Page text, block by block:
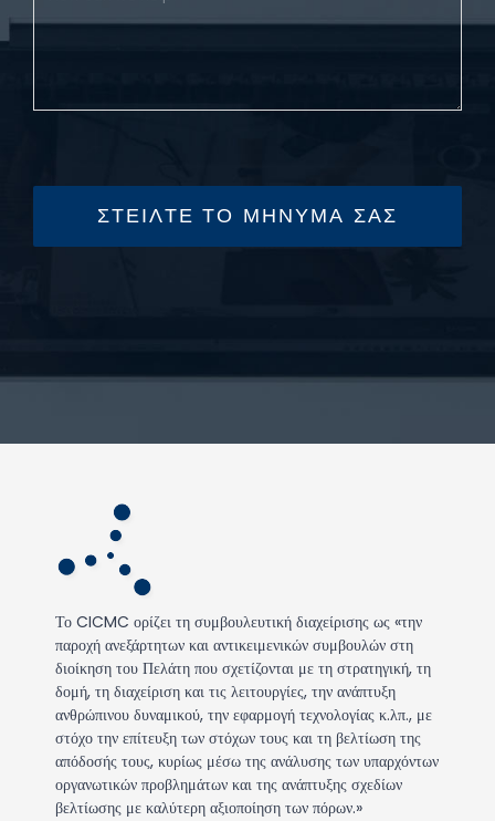
ΣΤΕΙΛΤΕ ΤΟ ΜΗΝΥΜΑ ΣΑΣ
Το CICMC ορίζει τη συμβουλευτική διαχείρισης ως «την
παροχή ανεξάρτητων και αντικειμενικών συμβουλών στη
διοίκηση του Πελάτη που σχετίζονται με τη στρατηγική, τη
δομή, τη διαχείριση και τις λειτουργίες, την ανάπτυξη
ανθρώπινου δυναμικού, την εφαρμογή τεχνολογίας κ.λπ., με
στόχο την επίτευξη των στόχων τους και τη βελτίωση της
απόδοσής τους, κυρίως μέσω της ανάλυσης των υπαρχόντων
οργανωτικών προβλημάτων και της ανάπτυξης σχεδίων
βελτίωσης με καλύτερη αξιοποίηση των πόρων.»